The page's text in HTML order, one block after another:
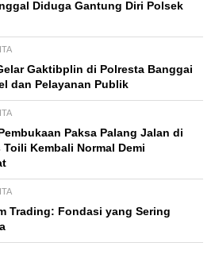
Diduga Gantung Diri Polsek
Gaktibplin di Polresta Banggai
dan Pelayanan Publik
Paksa Palang Jalan di
Toili Kembali Normal Demi
Trading: Fondasi yang Sering